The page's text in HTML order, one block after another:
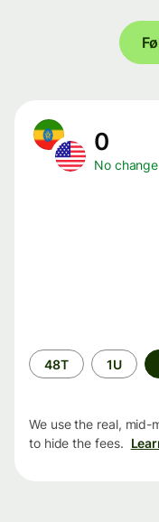
0
No change
Time
period
48T 1U
We use the real, mid-
to hide the fees.